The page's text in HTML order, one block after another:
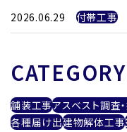
2026.06.29 付帯工事
CATEGORY
舗装工事アスベスト調査
各種届け出建物解体工事